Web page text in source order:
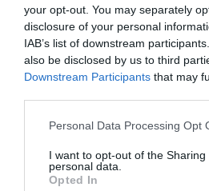
your opt-out. You may separately
disclosure of your personal
IAB’s list of downstream
also be disclosed by us to third
Downstream Participants that may
Personal Data Processing Opt
I want to opt-out of the Sharing
personal data.
Opted In
Início da 2ª
1'
2ªP
Estrela
Defesa de livre direto
4'